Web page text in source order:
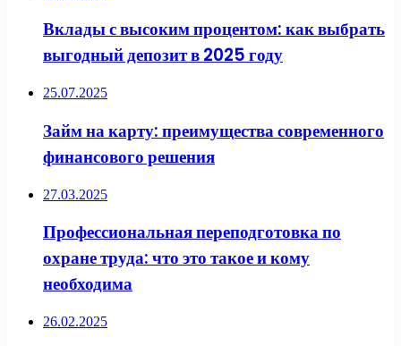
Вклады с высоким процентом: как выбрать
выгодный депозит в 2025 году
25.07.2025
Займ на карту: преимущества современного
финансового решения
27.03.2025
Профессиональная переподготовка по
охране труда: что это такое и кому
необходима
26.02.2025